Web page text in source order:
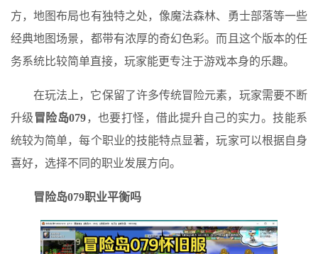
方，地图布局也有独特之处，像魔法森林、勇士部落等一些
经典地图场景，都带有浓厚的奇幻色彩。而且这个版本的任
务系统比较简单直接，玩家能更专注于游戏本身的乐趣。
在玩法上，它保留了许多传统冒险元素，玩家需要不断
升级 冒险岛079，也要打怪，借此提升自己的实力。技能系
统较为简单，每个职业的技能特点显著，玩家可以根据自身
喜好，选择不同的职业发展方向。
冒险岛079职业平衡吗